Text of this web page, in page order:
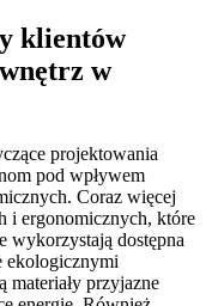
klientów
w
projektowania
pod wpływem
Coraz więcej
i ergonomicznych, które
wykorzystają dostępna
ekologicznymi
przyjazne